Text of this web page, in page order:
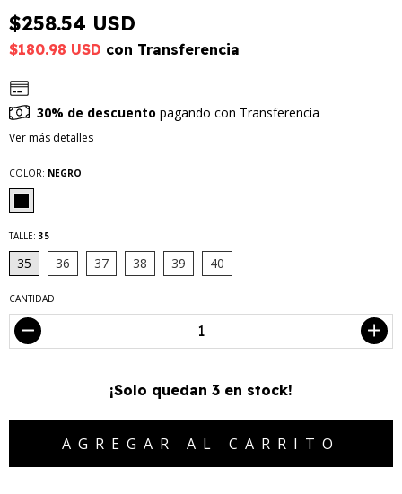
$258.54 USD
$180.98 USD con Transferencia
30% de descuento pagando con Transferencia
Ver más detalles
COLOR: NEGRO
TALLE:35
35 36 37 38 39 40
CANTIDAD
¡Solo quedan 3 en stock!